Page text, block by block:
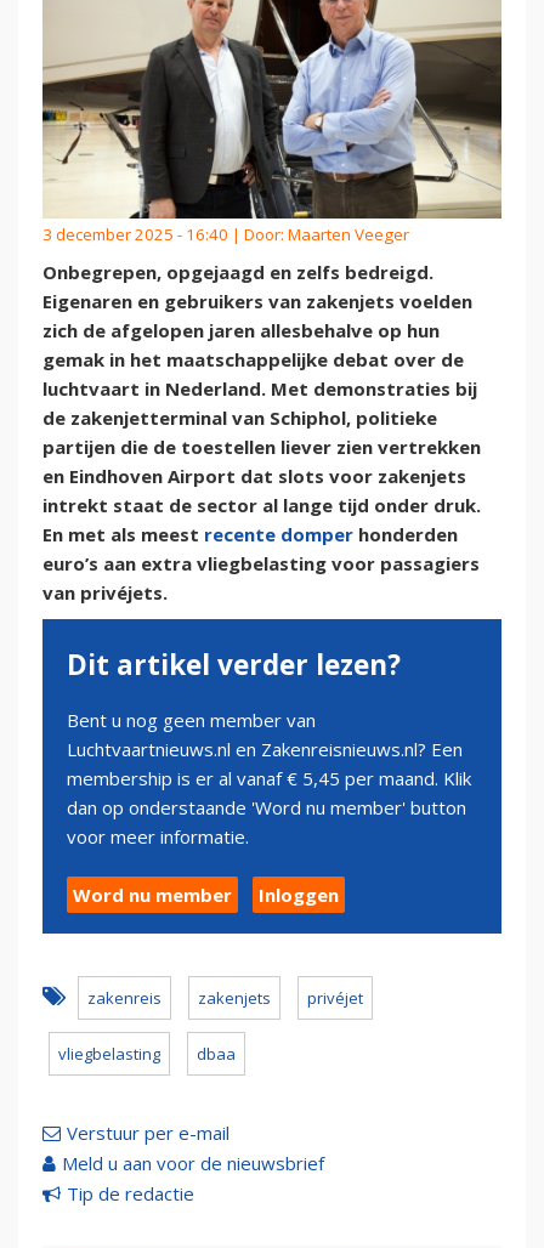
3 december 2025 - 16:40 | Door: Maarten Veeger
Onbegrepen, opgejaagd en zelfs bedreigd.
Eigenaren en gebruikers van zakenjets voelden
zich de afgelopen jaren allesbehalve op hun
gemak in het maatschappelijke debat over de
luchtvaart in Nederland. Met demonstraties bij
de zakenjetterminal van Schiphol, politieke
partijen die de toestellen liever zien vertrekken
en Eindhoven Airport dat slots voor zakenjets
intrekt staat de sector al lange tijd onder druk.
En met als meest recente domper honderden
euro’s aan extra vliegbelasting voor passagiers
van privéjets.
Dit artikel verder lezen?
Bent u nog geen member van
Luchtvaartnieuws.nl en Zakenreisnieuws.nl? Een
membership is er al vanaf € 5,45 per maand. Klik
dan op onderstaande 'Word nu member' button
voor meer informatie.
Word nu member Inloggen
zakenreis zakenjets privéjet
vliegbelasting dbaa
Verstuur per e-mail
Meld u aan voor de nieuwsbrief
Tip de redactie